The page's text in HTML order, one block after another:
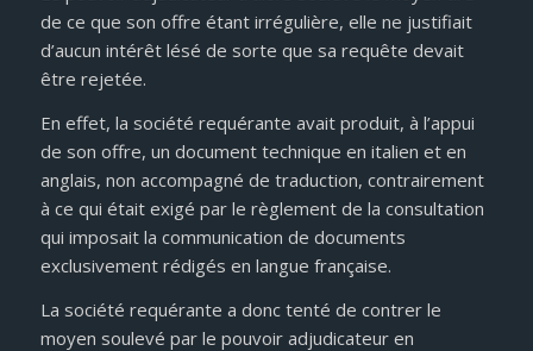
de ce que son offre étant irrégulière, elle ne justifiait
d’aucun intérêt lésé de sorte que sa requête devait
être rejetée.
En effet, la société requérante avait produit, à l’appui
de son offre, un document technique en italien et en
anglais, non accompagné de traduction, contrairement
à ce qui était exigé par le règlement de la consultation
qui imposait la communication de documents
exclusivement rédigés en langue française.
La société requérante a donc tenté de contrer le
moyen soulevé par le pouvoir adjudicateur en